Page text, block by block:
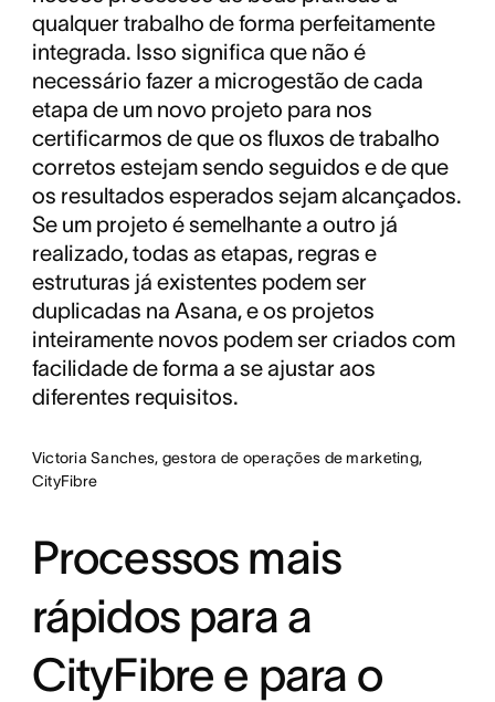
qualquer trabalho de forma perfeitamente
integrada. Isso significa que não é
necessário fazer a microgestão de cada
etapa de um novo projeto para nos
certificarmos de que os fluxos de trabalho
corretos estejam sendo seguidos e de que
os resultados esperados sejam alcançados.
Se um projeto é semelhante a outro já
realizado, todas as etapas, regras e
estruturas já existentes podem ser
duplicadas na Asana, e os projetos
inteiramente novos podem ser criados com
facilidade de forma a se ajustar aos
diferentes requisitos.
Victoria Sanches, gestora de operações de marketing,
CityFibre
Processos mais
rápidos para a
CityFibre e para o